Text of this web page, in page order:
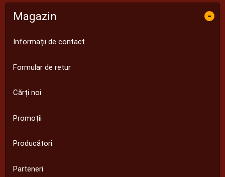
Magazin -
Informații de contact
Formular de retur
Cărți noi
Promoții
Producători
Parteneri